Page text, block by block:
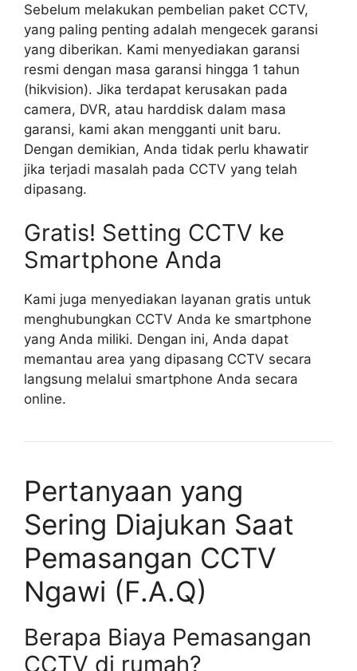
Sebelum melakukan pembelian paket CCTV,
yang paling penting adalah mengecek garansi
yang diberikan. Kami menyediakan garansi
resmi dengan masa garansi hingga 1 tahun
(hikvision). Jika terdapat kerusakan pada
camera, DVR, atau harddisk dalam masa
garansi, kami akan mengganti unit baru.
Dengan demikian, Anda tidak perlu khawatir
jika terjadi masalah pada CCTV yang telah
dipasang.
Gratis! Setting CCTV ke
Smartphone Anda
Kami juga menyediakan layanan gratis untuk
menghubungkan CCTV Anda ke smartphone
yang Anda miliki. Dengan ini, Anda dapat
memantau area yang dipasang CCTV secara
langsung melalui smartphone Anda secara
online.
Pertanyaan yang
Sering Diajukan Saat
Pemasangan CCTV
Ngawi (F.A.Q)
Berapa Biaya Pemasangan
CCTV di rumah?